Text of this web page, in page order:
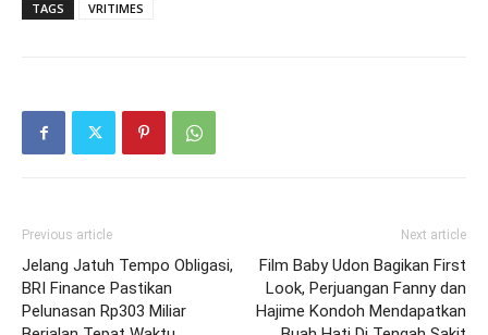
TAGS VRITIMES
Previous article
Jelang Jatuh Tempo Obligasi,
BRI Finance Pastikan
Pelunasan Rp303 Miliar
Next article
Film Baby Udon Bagikan First
Look, Perjuangan Fanny dan
Hajime Kondoh Mendapatkan